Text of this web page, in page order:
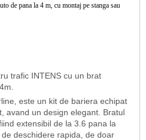
de pana la 4 m, cu montaj pe stanga sau
trafic INTENS cu un brat
este un kit de bariera echipat
avand un design elegant. Bratul
extensibil de la 3.6 pana la
deschidere rapida, de doar